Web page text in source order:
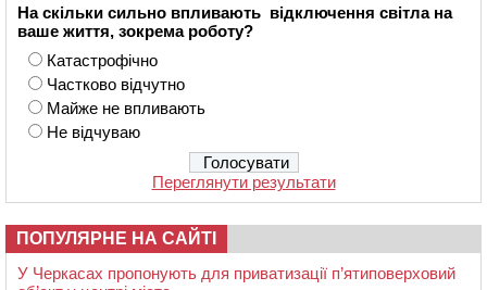
На скільки сильно впливають відключення світла на
ваше життя, зокрема роботу?
Катастрофічно
Частково відчутно
Майже не впливають
Не відчуваю
Переглянути результати
ПОПУЛЯРНЕ НА САЙТІ
У Черкасах пропонують для приватизації п’ятиповерховий